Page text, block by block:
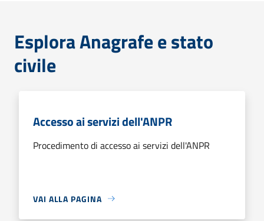
Esplora Anagrafe e stato
civile
Accesso ai servizi dell'ANPR
Procedimento di accesso ai servizi dell'ANPR
VAI ALLA PAGINA